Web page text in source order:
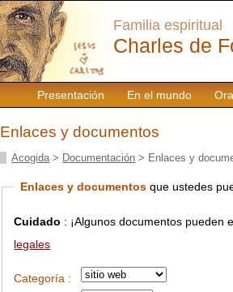
Presentación En el mundo
Familia espiritual
Charles de
Enlaces y documentos
Acogida > Documentación > Enlaces y
Enlaces y documentosque ustedes
Cuidado : ¡Algunos documentos
legales
Categoría :